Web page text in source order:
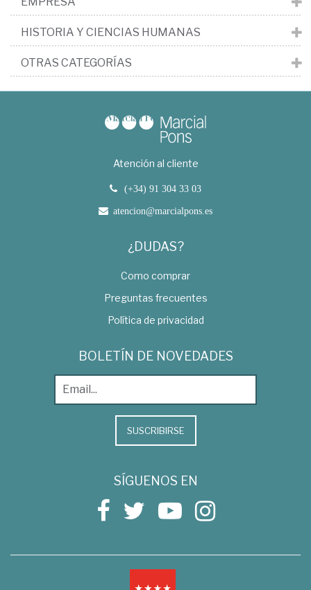
HISTORIA Y CIENCIAS HUMANAS
OTRAS CATEGORÍAS
Atención al cliente
(+34) 91 304 33 03
atencion@marcialpons.es
¿DUDAS?
Como comprar
Preguntas frecuentes
Política de privacidad
BOLETÍN DE NOVEDADES
SUSCRIBIRSE
SÍGUENOS EN